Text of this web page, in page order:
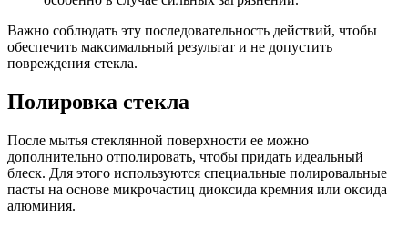
Важно соблюдать эту последовательность действий, чтобы
обеспечить максимальный результат и не допустить
повреждения стекла.
Полировка стекла
После мытья стеклянной поверхности ее можно
дополнительно отполировать, чтобы придать идеальный
блеск. Для этого используются специальные полировальные
пасты на основе микрочастиц диоксида кремния или оксида
алюминия.